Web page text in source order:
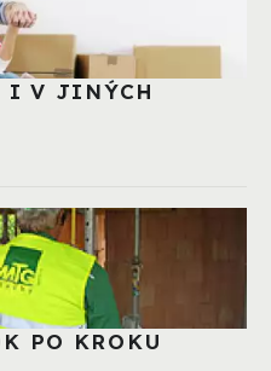
I V JINÝCH
PO KROKU